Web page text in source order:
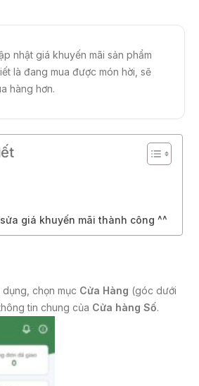
nhật giá khuyến mãi sản phẩm
là đang mua được món hời, sẽ
hàng hơn.
giá khuyến mãi thành công ^^
chọn mục Cửa Hàng (góc dưới
tin chung của Cửa hàng Số.